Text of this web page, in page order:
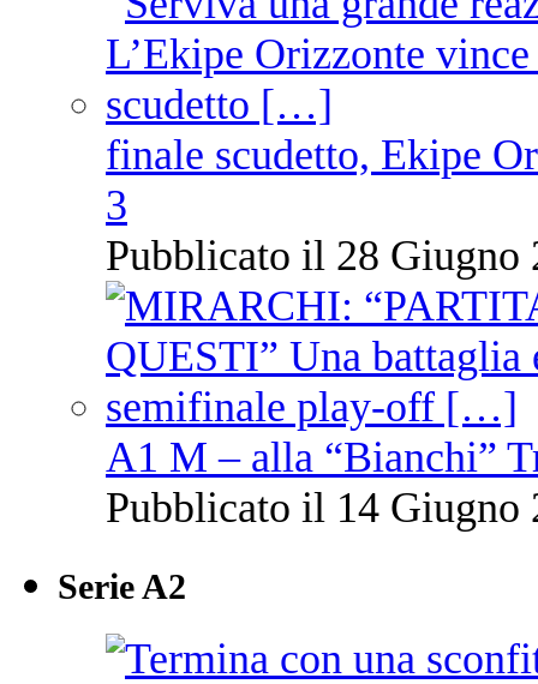
finale scudetto, Ekipe
3
Pubblicato il 28 Giugno
A1 M – alla “Bianchi”
Pubblicato il 14 Giugno
Serie A2